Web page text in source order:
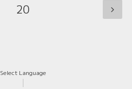
20
Select Language